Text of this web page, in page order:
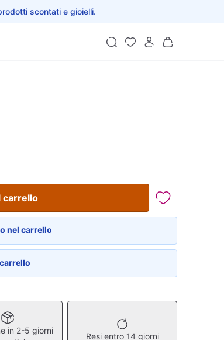
scontati e gioielli.
carrello
nel carrello
in 2-5 giorni
Resi entro 14 giorni